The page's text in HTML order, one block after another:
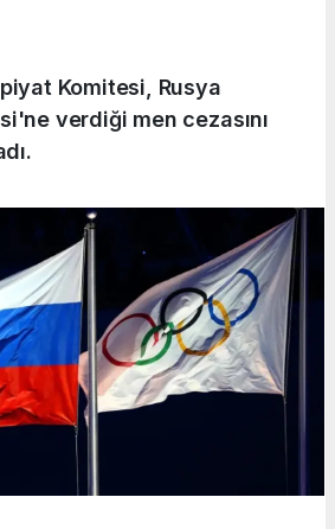
Komitesi, Rusya
verdiği men cezasını